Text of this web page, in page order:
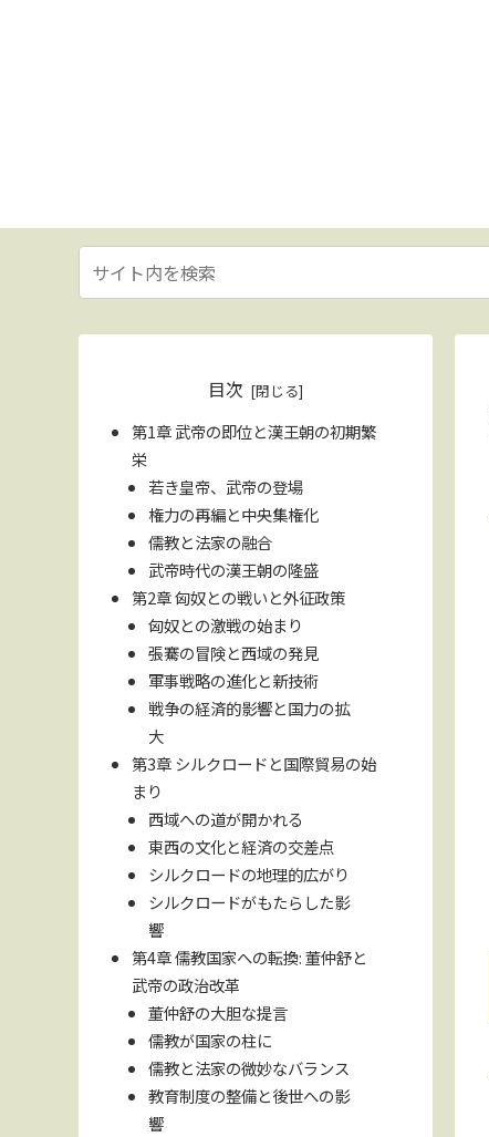
目次
第1章 武帝の即位と漢王朝の初期繁
栄
若き皇帝、武帝の登場
権力の再編と中央集権化
儒教と法家の融合
武帝時代の漢王朝の隆盛
第2章 匈奴との戦いと外征政策
匈奴との激戦の始まり
張騫の冒険と西域の発見
軍事戦略の進化と新技術
戦争の経済的影響と国力の拡
大
第3章 シルクロードと国際貿易の始
まり
西域への道が開かれる
東西の文化と経済の交差点
シルクロードの地理的広がり
シルクロードがもたらした影
響
第4章 儒教国家への転換: 董仲舒と
武帝の政治改革
董仲舒の大胆な提言
儒教が国家の柱に
儒教と法家の微妙なバランス
教育制度の整備と後世への影
響